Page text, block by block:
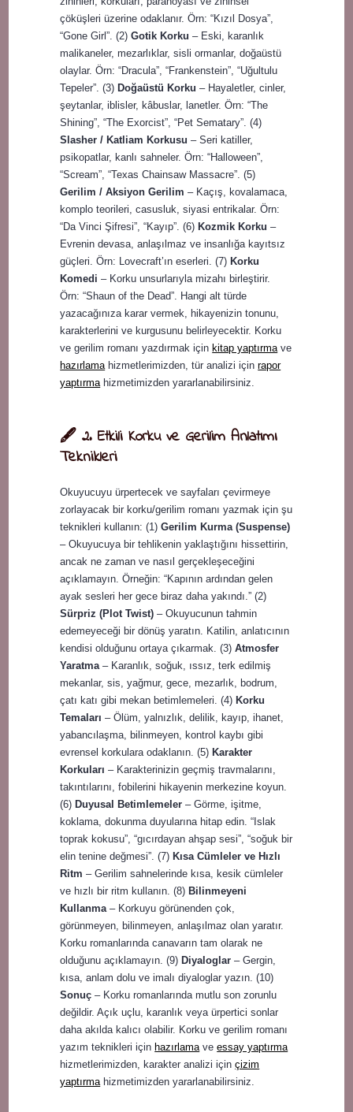
çöküşleri üzerine odaklanır. Örn: “Kızıl Dosya”,
“Gone Girl”. (2)Gotik Korku – Eski, karanlık
malikaneler, mezarlıklar, sisli ormanlar, doğaüstü
olaylar. Örn: “Dracula”, “Frankenstein”, “Uğultulu
Tepeler”. (3)Doğaüstü Korku – Hayaletler, cinler,
şeytanlar, iblisler, kâbuslar, lanetler. Örn: “The
Shining”, “The Exorcist”, “Pet Sematary”. (4)
Slasher / Katliam Korkusu – Seri katiller,
psikopatlar, kanlı sahneler. Örn: “Halloween”,
“Scream”, “Texas Chainsaw Massacre”. (5)
Gerilim / Aksiyon Gerilim – Kaçış, kovalamaca,
komplo teorileri, casusluk, siyasi entrikalar. Örn:
“Da Vinci Şifresi”, “Kayıp”. (6)Kozmik Korku –
Evrenin devasa, anlaşılmaz ve insanlığa kayıtsız
güçleri. Örn: Lovecraft’ın eserleri. (7)Korku
Komedi – Korku unsurlarıyla mizahı birleştirir.
Örn: “Shaun of the Dead”. Hangi alt türde
yazacağınıza karar vermek, hikayenizin tonunu,
karakterlerini ve kurgusunu belirleyecektir. Korku
ve gerilim romanı yazdırmak içinkitap yaptırma ve
hazırlama hizmetlerimizden, tür analizi içinrapor
yaptırma hizmetimizden yararlanabilirsiniz.
🖋️ 2. Etkili Korku ve Gerilim Anlatımı
Teknikleri
Okuyucuyu ürpertecek ve sayfaları çevirmeye
zorlayacak bir korku/gerilim romanı yazmak için şu
teknikleri kullanın: (1)Gerilim Kurma (Suspense)
– Okuyucuya bir tehlikenin yaklaştığını hissettirin,
ancak ne zaman ve nasıl gerçekleşeceğini
açıklamayın. Örneğin: “Kapının ardından gelen
ayak sesleri her gece biraz daha yakındı.” (2)
Sürpriz (Plot Twist) – Okuyucunun tahmin
edemeyeceği bir dönüş yaratın. Katilin, anlatıcının
kendisi olduğunu ortaya çıkarmak. (3)Atmosfer
Yaratma – Karanlık, soğuk, ıssız, terk edilmiş
mekanlar, sis, yağmur, gece, mezarlık, bodrum,
çatı katı gibi mekan betimlemeleri. (4)Korku
Temaları – Ölüm, yalnızlık, delilik, kayıp, ihanet,
yabancılaşma, bilinmeyen, kontrol kaybı gibi
evrensel korkulara odaklanın. (5)Karakter
Korkuları – Karakterinizin geçmiş travmalarını,
takıntılarını, fobilerini hikayenin merkezine koyun.
(6)Duyusal Betimlemeler – Görme, işitme,
koklama, dokunma duyularına hitap edin. “Islak
toprak kokusu”, “gıcırdayan ahşap sesi”, “soğuk bir
elin tenine değmesi”. (7)Kısa Cümleler ve Hızlı
Ritm – Gerilim sahnelerinde kısa, kesik cümleler
ve hızlı bir ritm kullanın. (8)Bilinmeyeni
Kullanma – Korkuyu görünenden çok,
görünmeyen, bilinmeyen, anlaşılmaz olan yaratır.
Korku romanlarında canavarın tam olarak ne
olduğunu açıklamayın. (9)Diyaloglar – Gergin,
kısa, anlam dolu ve imalı diyaloglar yazın. (10)
Sonuç – Korku romanlarında mutlu son zorunlu
değildir. Açık uçlu, karanlık veya ürpertici sonlar
daha akılda kalıcı olabilir. Korku ve gerilim romanı
yazım teknikleri içinhazırlama veessay yaptırma
hizmetlerimizden, karakter analizi içinçizim
yaptırma hizmetimizden yararlanabilirsiniz.